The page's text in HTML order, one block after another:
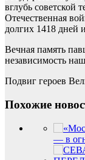
вглубь советской
Отечественная
долгих 1418 дней
Вечная память
независимость
Подвиг героев
Похожие
— в